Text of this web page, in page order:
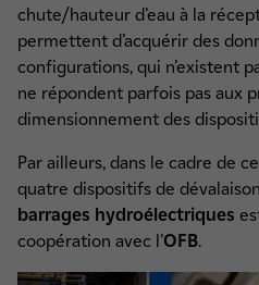
chute/hauteur d’eau à la
permettent d’acquérir des
configurations, qui n’existent
ne répondent parfois pas aux
dimensionnement des
Par ailleurs, dans le cadre de
quatre dispositifs de
barrages hydroélectriques
coopération avec l’OFB.